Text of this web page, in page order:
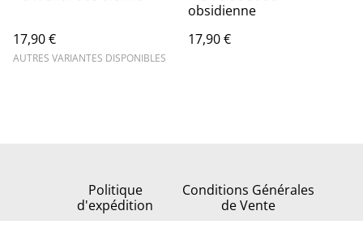
17,90 €
AUTRES VARIANTES DISPONIBLES
obsidienne
17,90 €
Politique
d'expédition
Conditions Générales
de Vente